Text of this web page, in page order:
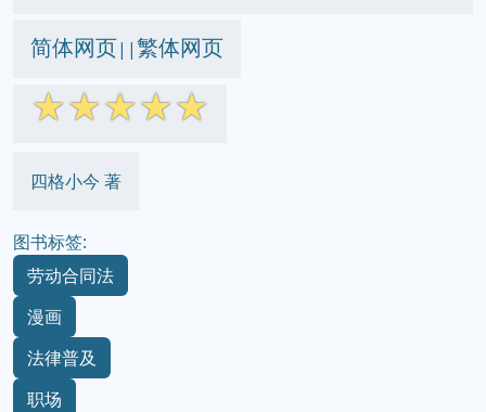
简体网页||繁体网页
☆☆☆☆☆
四格小今 著
图书标签:
劳动合同法
漫画
法律普及
职场